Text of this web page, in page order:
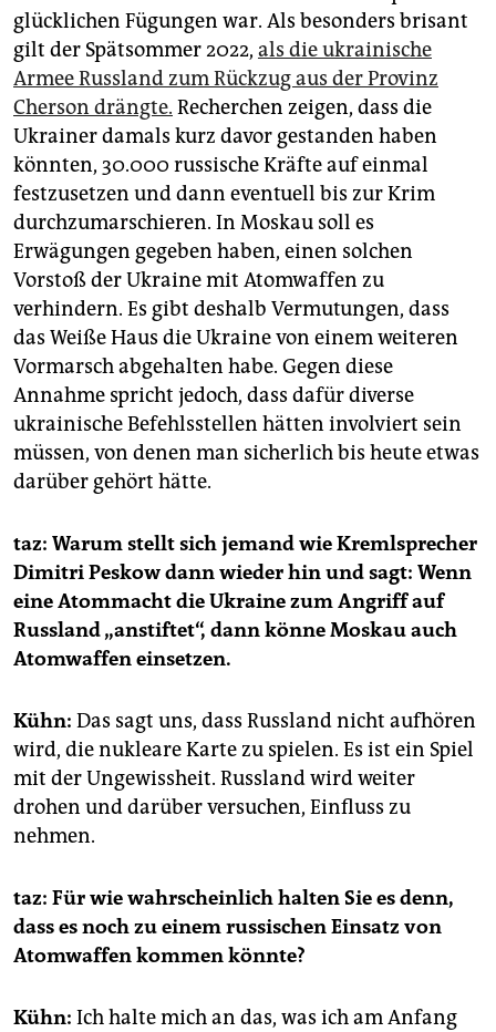
glücklichen Fügungen war. Als besonders brisant
gilt der Spätsommer 2022, als die ukrainische
Armee Russland zum Rückzug aus der Provinz
Cherson drängte. Recherchen zeigen, dass die
Ukrainer damals kurz davor gestanden haben
könnten, 30.000 russische Kräfte auf einmal
festzusetzen und dann eventuell bis zur Krim
durchzumarschieren. In Moskau soll es
Erwägungen gegeben haben, einen solchen
Vorstoß der Ukraine mit Atomwaffen zu
verhindern. Es gibt deshalb Vermutungen, dass
das Weiße Haus die Ukrai­ne von einem weiteren
Vormarsch abgehalten habe. Gegen diese
Annahme spricht jedoch, dass dafür diverse
ukrainische Befehlsstellen hätten involviert sein
müssen, von denen man sicherlich bis heute etwas
darüber gehört hätte.
taz: Warum stellt sich jemand wie Kremlsprecher
Dimitri Peskow dann wieder hin und sagt: Wenn
eine Atommacht die Ukraine zum Angriff auf
Russland „anstiftet“, dann könne Moskau auch
Atomwaffen einsetzen.
Kühn: Das sagt uns, dass Russland nicht aufhören
wird, die nukleare Karte zu spielen. Es ist ein Spiel
mit der Ungewissheit. Russland wird weiter
drohen und darüber versuchen, Einfluss zu
nehmen.
taz: Für wie wahrscheinlich halten Sie es denn,
dass es noch zu einem russischen Einsatz von
Atomwaffen kommen könnte?
Kühn: Ich halte mich an das, was ich am Anfang